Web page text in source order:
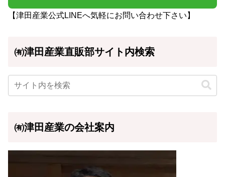
【津田産業公式LINEへ気軽にお問い合わせ下さい】
㈲津田産業直販部サイト内検索
㈲津田産業の会社案内